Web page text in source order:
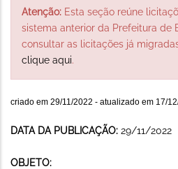
Atenção: Esta seção reúne
sistema anterior da Prefeitura de
consultar as licitações já
clique aqui.
criado em 29/11/2022 - atualizado em 17/
DATA DA PUBLICAÇÃO: 29/11/2022
OBJETO: